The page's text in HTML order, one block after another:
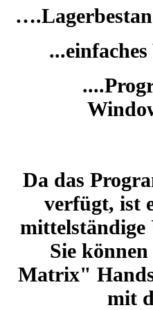
Da das
verfügt, ist
mittelständige
Sie
Matrix"
mit